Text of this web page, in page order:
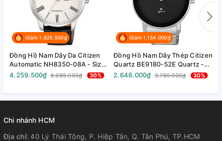
Chất liệu dây: Thép không gỉ
Baton
WR50
Dạ quang
Giảm 1.825.500₫
Đồng Hồ Nam Dây Da Citizen
Automatic NH8350-08A - Size
40mm
4.259.500₫ 6.085.000₫ 30%
Giảm 1.134.000₫
Đồng Hồ Nam Dây Thép Citizen
Quartz BE9180-52E Quartz -
Size 42mm
2.646.000₫ 3.780.000₫ 30%
Chi nhánh HCM
Địa chỉ: 40 Lý Thái Tông, P. Hiệp Tân, Q. Tân Phú, TP.HCM